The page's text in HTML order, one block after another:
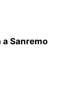
a Sanremo